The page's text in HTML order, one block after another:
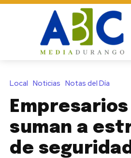
Local Noticias Notas del Día
suman a
de